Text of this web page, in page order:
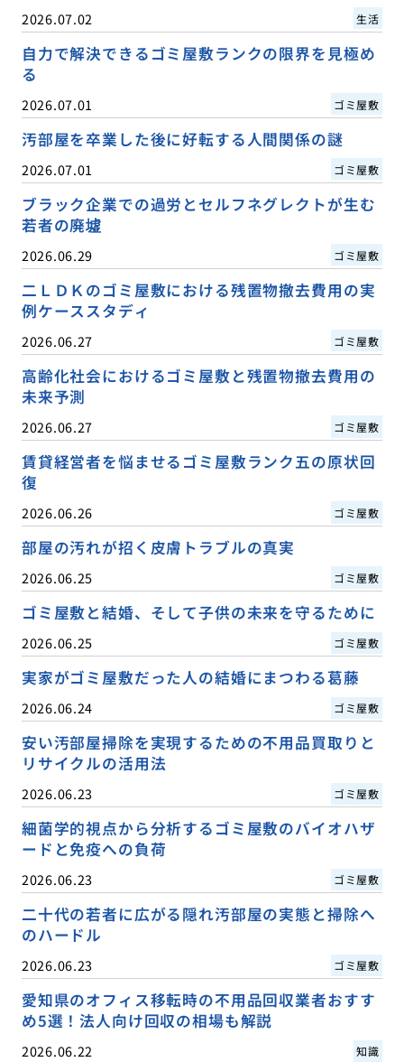
2026.07.02 生活
自力で解決できるゴミ屋敷ランクの限界を見極め
る
2026.07.01 ゴミ屋敷
汚部屋を卒業した後に好転する人間関係の謎
2026.07.01 ゴミ屋敷
ブラック企業での過労とセルフネグレクトが生む
若者の廃墟
2026.06.29 ゴミ屋敷
二ＬＤＫのゴミ屋敷における残置物撤去費用の実
例ケーススタディ
2026.06.27 ゴミ屋敷
高齢化社会におけるゴミ屋敷と残置物撤去費用の
未来予測
2026.06.27 ゴミ屋敷
賃貸経営者を悩ませるゴミ屋敷ランク五の原状回
復
2026.06.26 ゴミ屋敷
部屋の汚れが招く皮膚トラブルの真実
2026.06.25 ゴミ屋敷
ゴミ屋敷と結婚、そして子供の未来を守るために
2026.06.25 ゴミ屋敷
実家がゴミ屋敷だった人の結婚にまつわる葛藤
2026.06.24 ゴミ屋敷
安い汚部屋掃除を実現するための不用品買取りと
リサイクルの活用法
2026.06.23 ゴミ屋敷
細菌学的視点から分析するゴミ屋敷のバイオハザ
ードと免疫への負荷
2026.06.23 ゴミ屋敷
二十代の若者に広がる隠れ汚部屋の実態と掃除へ
のハードル
2026.06.23 ゴミ屋敷
愛知県のオフィス移転時の不用品回収業者おすす
め5選！法人向け回収の相場も解説
2026.06.22 知識